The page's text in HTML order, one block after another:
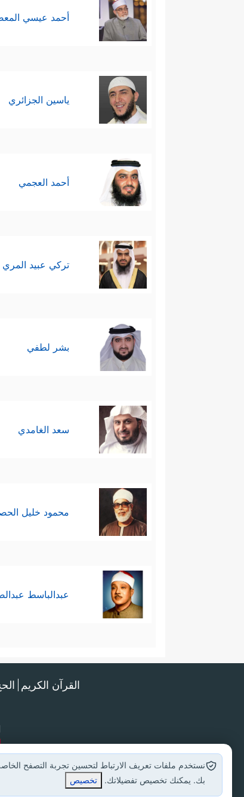
أحمد عيسي
ياسين الجزائري
أحمد العجمي
تركي عبيد المري
بشر لطفي
سعد الغامدي
محمود خليل
عبدالباسط
القرآن الكريم
نستخدم ملفات تعريف الارتباط لتحسين تجربة التصفح
بك. يمكنك تخصيص تفضيلاتك.
تخصيص